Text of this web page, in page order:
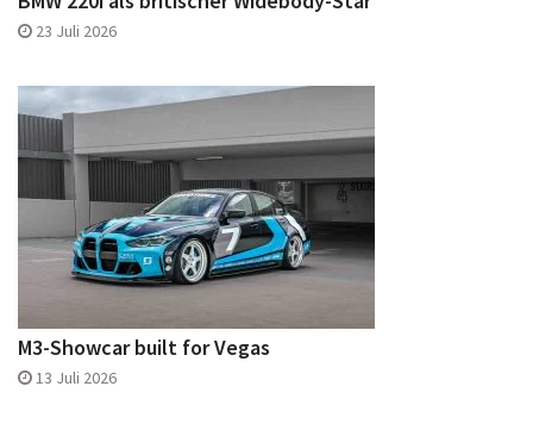
23 Juli 2026
M3-Showcar built for Vegas
13 Juli 2026